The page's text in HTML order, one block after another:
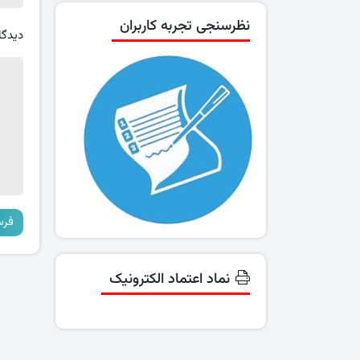
نظرسنجی تجربه کاربران
نماد اعتماد الکترونیک